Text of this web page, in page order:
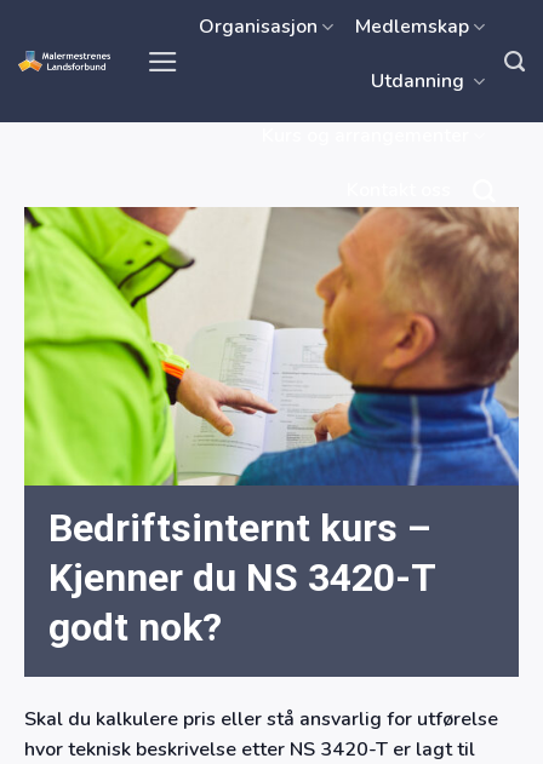
Organisasjon Medlemskap
Utdanning
Bedriftsinternt kurs –
Kjenner du NS 3420-T
godt nok?
Skal du kalkulere pris eller stå ansvarlig for utførelse
hvor teknisk beskrivelse etter NS 3420-T er lagt til